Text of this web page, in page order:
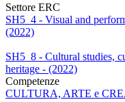
Settore ERC
SH5_4 - Visual and
(2022)
SH5_8 - Cultural studies,
heritage - (2022)
Competenze
CULTURA, ARTE e